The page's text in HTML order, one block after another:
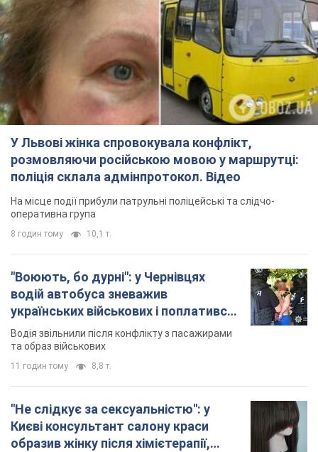
У Львові жінка спровокувала конфлікт,
розмовляючи російською мовою у маршрутці:
поліція склала адмінпротокол. Відео
На місце події прибули патрульні поліцейські та слідчо-
оперативна група
8 годин тому 10,1 т.
"Воюють, бо дурні": у Чернівцях
водій автобуса зневажив
українських військових і поплатився.
Відео
Водія звільнили після конфлікту з пасажирами
та образ військових
11 годин тому 8,8 т.
"Не слідкує за сексуальністю": у
Києві консультант салону краси
образив жінку після хімієтерапії,